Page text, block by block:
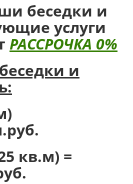
беседки и
услуги
РАССРОЧКА 0%
и
кв.м) =